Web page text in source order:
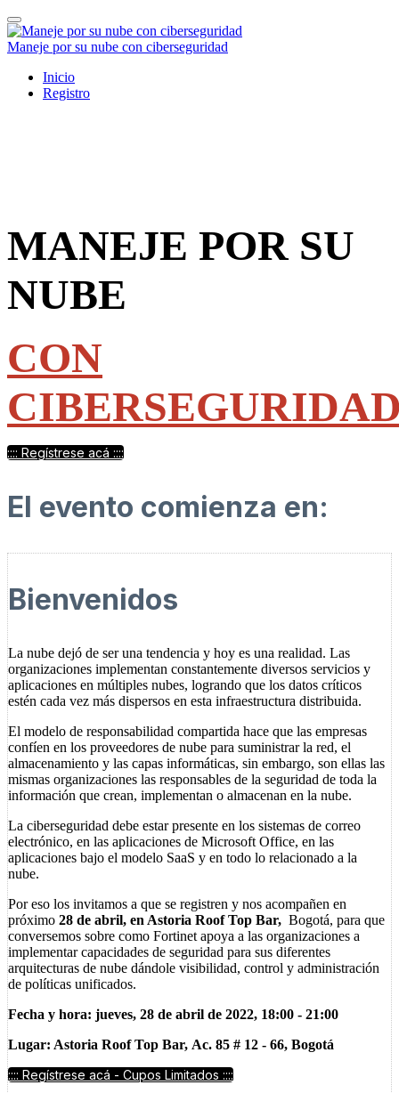
Maneje por su nube con ciberseguridad
Inicio
Registro
MANEJE POR SU
NUBE
CON
:::: Regístrese acá ::::
El evento comienza en:
Bienvenidos
La nube dejó de ser una tendencia y hoy es una realidad. Las
organizaciones implementan constantemente diversos servicios y
aplicaciones en múltiples nubes, logrando que los datos críticos
estén cada vez más dispersos en esta infraestructura distribuida.
El modelo de responsabilidad compartida hace que las empresas
confíen en los proveedores de nube para suministrar la red, el
almacenamiento y las capas informáticas, sin embargo, son ellas las
mismas organizaciones las responsables de la seguridad de toda la
información que crean, implementan o almacenan en la nube.
La ciberseguridad debe estar presente en los sistemas de correo
electrónico, en las aplicaciones de Microsoft Office, en las
aplicaciones bajo el modelo SaaS y en todo lo relacionado a la
nube.
Por eso los invitamos a que se registren y nos acompañen en
próximo 28 de abril, en Astoria Roof Top Bar, Bogotá, para que
conversemos sobre como Fortinet apoya a las organizaciones a
implementar capacidades de seguridad para sus diferentes
arquitecturas de nube dándole visibilidad, control y administración
de políticas unificados.
Fecha y hora: jueves, 28 de abril de 2022, 18:00 - 21:00
Lugar: Astoria Roof Top Bar, Ac. 85 # 12 - 66, Bogotá
:::: Regístrese acá - Cupos Limitados ::::